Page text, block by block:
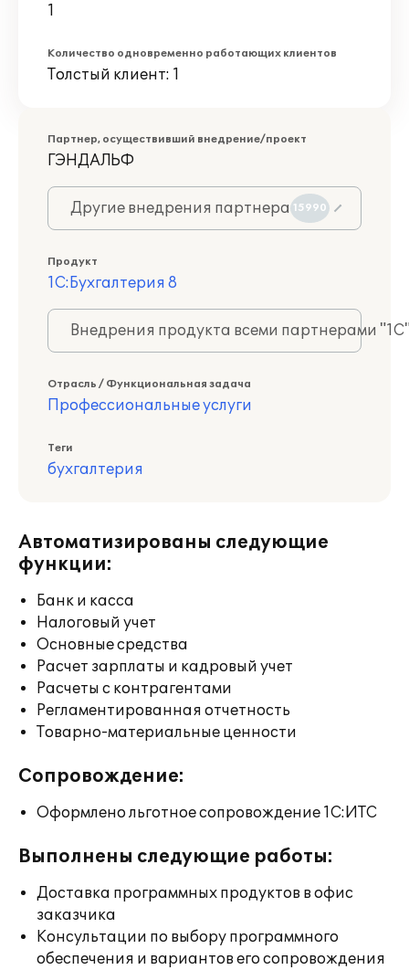
1
Количество одновременно работающих клиентов
Толстый клиент: 1
Партнер, осуществивший внедрение/проект
ГЭНДАЛЬФ
Другие внедрения партнера 15990
Продукт
1С:Бухгалтерия 8
Внедрения продукта всеми партнерами
Отрасль / Функциональная задача
Профессиональные услуги
Теги
бухгалтерия
Автоматизированы следующие
функции:
Банк и касса
Налоговый учет
Основные средства
Расчет зарплаты и кадровый учет
Расчеты с контрагентами
Регламентированная отчетность
Товарно-материальные ценности
Сопровождение:
Оформлено льготное сопровождение 1С:ИТС
Выполнены следующие работы:
Доставка программных продуктов в офис
заказчика
Консультации по выбору программного
обеспечения и вариантов его сопровождения